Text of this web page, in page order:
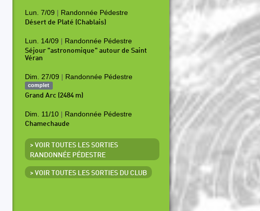
Lun. 7/09 | Randonnée Pédestre
Désert de Platé (Chablais)
Lun. 14/09 | Randonnée Pédestre
Séjour "astronomique" autour de Saint
Véran
Dim. 27/09 | Randonnée Pédestre
complet
Grand Arc (2484 m)
Dim. 11/10 | Randonnée Pédestre
Chamechaude
> VOIR TOUTES LES SORTIES
RANDONNÉE PÉDESTRE
> VOIR TOUTES LES SORTIES DU CLUB